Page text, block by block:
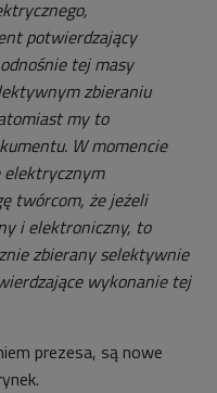
potwierdzający
tej masy
zbieraniu
my to
W momencie
elektrycznym
twórcom, że jeżeli
i elektroniczny, to
zbierany selektywnie
wykonanie tej
prezesa, są nowe